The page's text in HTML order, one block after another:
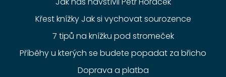
Křest knížky Jak si vychovat sourozence
7 tipů na knížku pod stromeček
Příběhy u kterých se budete popadat za břicho
Doprava a platba